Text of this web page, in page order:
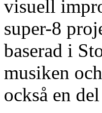
visuell
super-8
baserad i
musiken
också en